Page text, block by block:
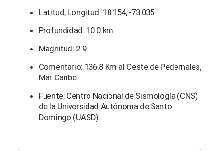
Latitud, Longitud: 18.154, -73.035
Profundidad: 10.0 km
Magnitud: 2.9
Comentario: 136.8 Km al Oeste de Pedernales,
Mar Caribe.
Fuente: Centro Nacional de Sismología (CNS)
de la Universidad Autónoma de Santo
Domingo (UASD)